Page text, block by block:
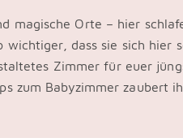
magische Orte – hier
wichtiger, dass sie sich
Zimmer für euer
zum Babyzimmer zaubert